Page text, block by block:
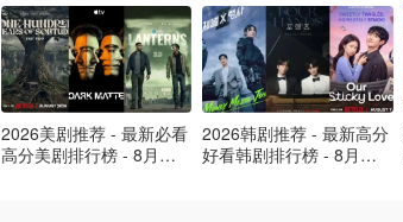
2026美剧推荐 - 最新必看
高分美剧排行榜 - 8月最
2026韩剧推荐 - 最新高分
好看韩剧排行榜 - 8月最